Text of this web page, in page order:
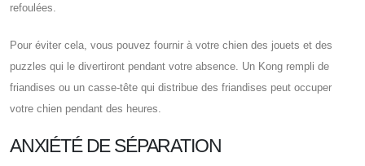
refoulées.
Pour éviter cela, vous pouvez fournir à votre chien des jouets et des
puzzles qui le divertiront pendant votre absence. Un Kong rempli de
friandises ou un casse-tête qui distribue des friandises peut occuper
votre chien pendant des heures.
ANXIÉTÉ DE SÉPARATION